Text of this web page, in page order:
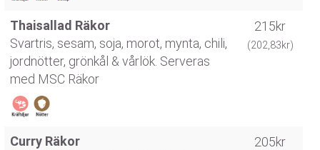
Thaisallad Räkor
Svartris, sesam, soja, morot, mynta, chili,
jordnötter, grönkål & vårlök. Serveras
med MSC Räkor
215kr
(202,83kr)
Curry Räkor
205kr